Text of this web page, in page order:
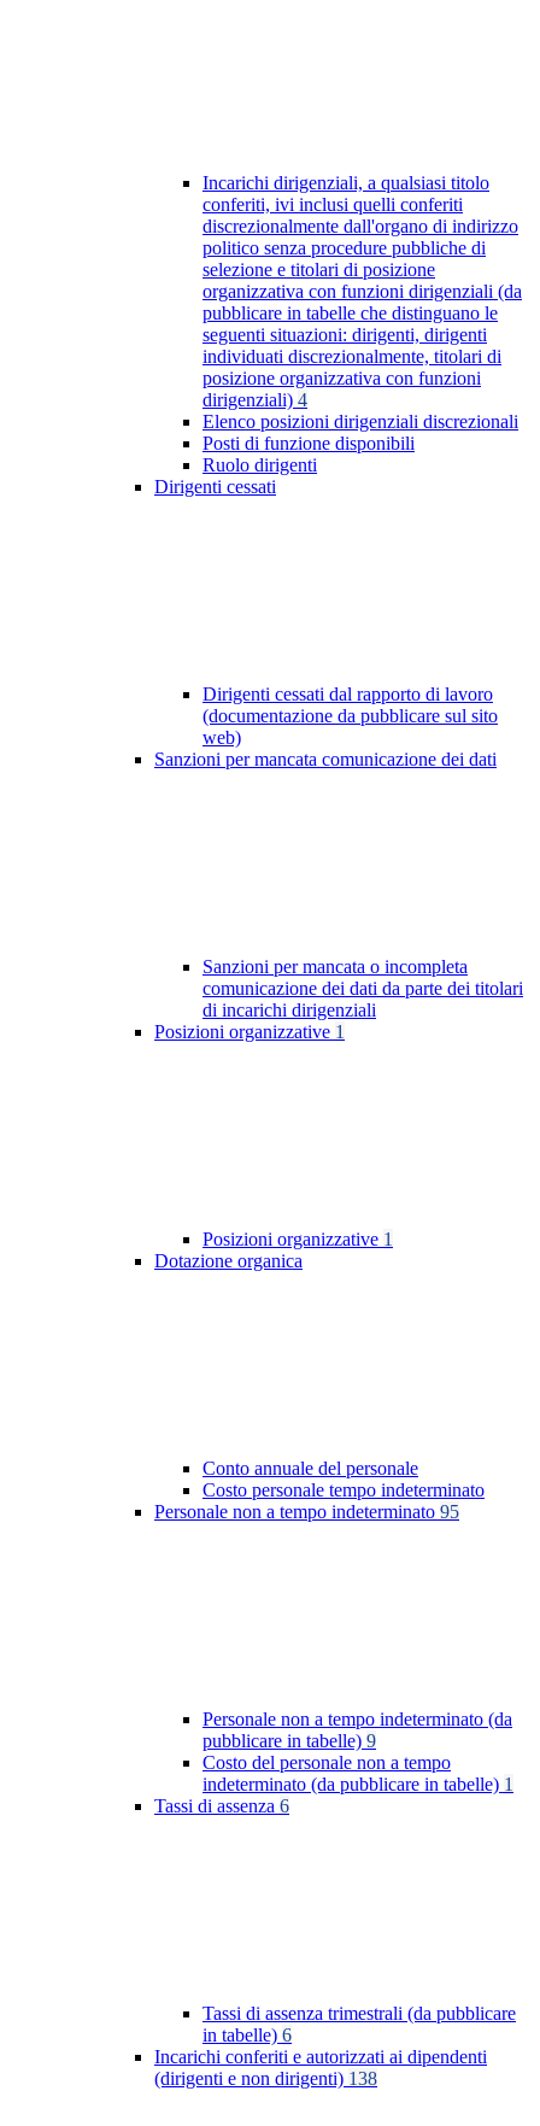
Incarichi dirigenziali, a qualsiasi titolo
conferiti, ivi inclusi quelli conferiti
discrezionalmente dall'organo di indirizzo
politico senza procedure pubbliche di
selezione e titolari di posizione
organizzativa con funzioni dirigenziali (da
pubblicare in tabelle che distinguano le
seguenti situazioni: dirigenti, dirigenti
individuati discrezionalmente, titolari di
posizione organizzativa con funzioni
dirigenziali) 4
Elenco posizioni dirigenziali discrezionali
Posti di funzione disponibili
Ruolo dirigenti
Dirigenti cessati
Dirigenti cessati dal rapporto di lavoro
(documentazione da pubblicare sul sito
web)
Sanzioni per mancata comunicazione dei dati
Sanzioni per mancata o incompleta
comunicazione dei dati da parte dei titolari
di incarichi dirigenziali
Posizioni organizzative 1
Posizioni organizzative 1
Dotazione organica
Conto annuale del personale
Costo personale tempo indeterminato
Personale non a tempo indeterminato 95
Personale non a tempo indeterminato (da
pubblicare in tabelle) 9
Costo del personale non a tempo
indeterminato (da pubblicare in tabelle) 1
Tassi di assenza 6
Tassi di assenza trimestrali (da pubblicare
in tabelle) 6
Incarichi conferiti e autorizzati ai dipendenti
(dirigenti e non dirigenti) 138